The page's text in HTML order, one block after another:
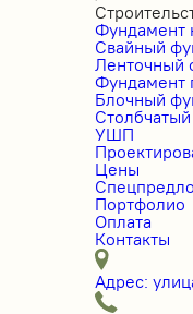
Фундамент
Свайный
Ленточный
Фундамент
Блочный
УШП
Цены
Портфолио
Оплата
Контакты
Адрес: